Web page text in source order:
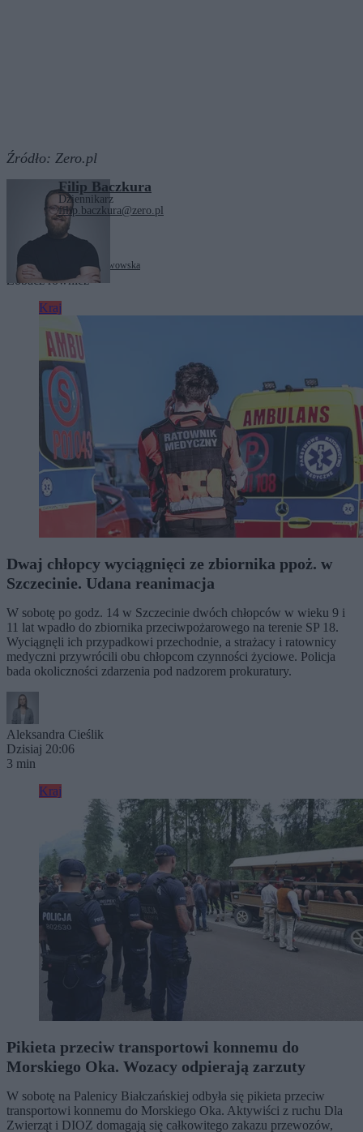
Źródło: Zero.pl
Filip Baczkura
Dziennikarz
filip.baczkura@zero.pl
Tagi:Żaneta Cwalina-Śliwowska
Zobacz również
Kraj
Dwaj chłopcy wyciągnięci ze zbiornika ppoż. w
Szczecinie. Udana reanimacja
W sobotę po godz. 14 w Szczecinie dwóch chłopców w wieku 9 i
11 lat wpadło do zbiornika przeciwpożarowego na terenie SP 18.
Wyciągnęli ich przypadkowi przechodnie, a strażacy i ratownicy
medyczni przywrócili obu chłopcom czynności życiowe. Policja
bada okoliczności zdarzenia pod nadzorem prokuratury.
Aleksandra Cieślik
Dzisiaj 20:06
3 min
Kraj
Pikieta przeciw transportowi konnemu do
Morskiego Oka. Wozacy odpierają zarzuty
W sobotę na Palenicy Białczańskiej odbyła się pikieta przeciw
transportowi konnemu do Morskiego Oka. Aktywiści z ruchu Dla
Zwierząt i DIOZ domagają się całkowitego zakazu przewozów,